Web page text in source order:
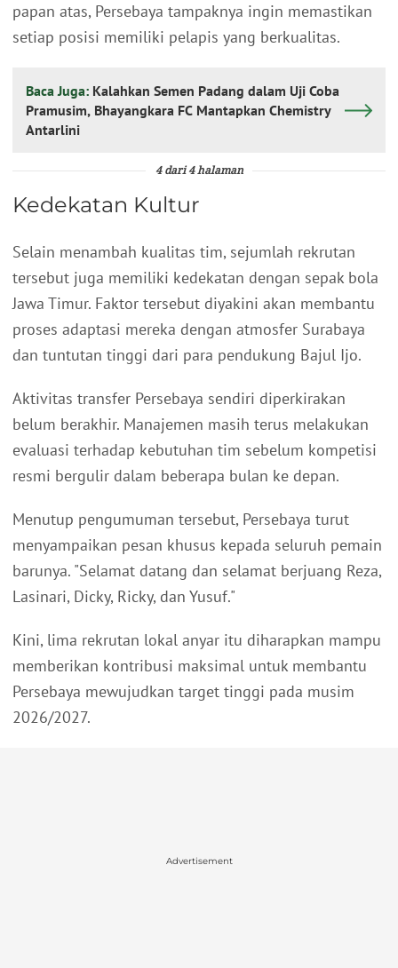
papan atas, Persebaya tampaknya ingin memastikan
setiap posisi memiliki pelapis yang berkualitas.
Baca Juga: Kalahkan Semen Padang dalam Uji Coba
Pramusim, Bhayangkara FC Mantapkan Chemistry
Antarlini
4 dari 4 halaman
Kedekatan Kultur
Selain menambah kualitas tim, sejumlah rekrutan
tersebut juga memiliki kedekatan dengan sepak bola
Jawa Timur. Faktor tersebut diyakini akan membantu
proses adaptasi mereka dengan atmosfer Surabaya
dan tuntutan tinggi dari para pendukung Bajul Ijo.
Aktivitas transfer Persebaya sendiri diperkirakan
belum berakhir. Manajemen masih terus melakukan
evaluasi terhadap kebutuhan tim sebelum kompetisi
resmi bergulir dalam beberapa bulan ke depan.
Menutup pengumuman tersebut, Persebaya turut
menyampaikan pesan khusus kepada seluruh pemain
barunya. "Selamat datang dan selamat berjuang Reza,
Lasinari, Dicky, Ricky, dan Yusuf."
Kini, lima rekrutan lokal anyar itu diharapkan mampu
memberikan kontribusi maksimal untuk membantu
Persebaya mewujudkan target tinggi pada musim
2026/2027.
Advertisement